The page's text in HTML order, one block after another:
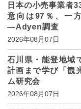
日本の小売事業者
意向は97％、一
―Adyen調査
2026年08月07日
石川県・能登地域
計画まで学び「
ム研究会
2026年08月07日